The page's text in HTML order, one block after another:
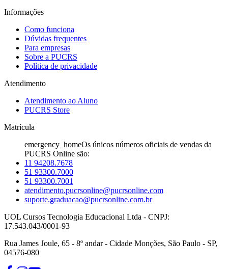
Informações
Como funciona
Dúvidas frequentes
Para empresas
Sobre a PUCRS
Política de privacidade
Atendimento
Atendimento ao Aluno
PUCRS Store
Matrícula
emergency_homeOs únicos números oficiais de vendas da
PUCRS Online são:
11 94208.7678
51 93300.7000
51 93300.7001
atendimento.pucrsonline@pucrsonline.com
suporte.graduacao@pucrsonline.com.br
UOL Cursos Tecnologia Educacional Ltda - CNPJ:
17.543.043/0001-93
Rua James Joule, 65 - 8º andar - Cidade Monções, São Paulo - SP,
04576-080